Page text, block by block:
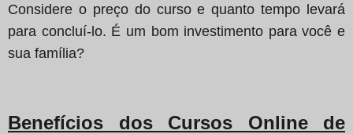
Considere o preço do curso e quanto tempo levará
para concluí-lo. É um bom investimento para você e
sua família?
Benefícios dos Cursos Online de